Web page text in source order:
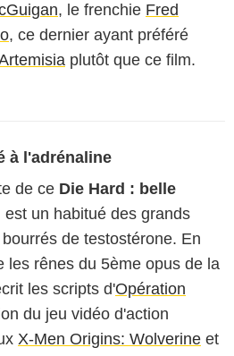
, le frenchie Fred
, ce dernier ayant préféré
plutôt que ce film.
à l'adrénaline
de ce Die Hard : belle
est un habitué des grands
de testostérone. En
les rênes du 5ème opus de la
les scripts d'Opération
du jeu vidéo d'action
X-Men Origins: Wolverine et